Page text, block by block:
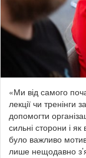
«Ми від самого
лекції чи тренінги
допомогти
сильні сторони і
було важливо
лише нещодавно